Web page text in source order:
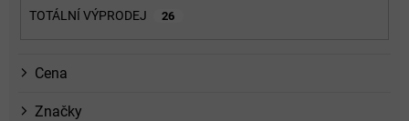
TOTÁLNÍ VÝPRODEJ 26
Cena
Značky